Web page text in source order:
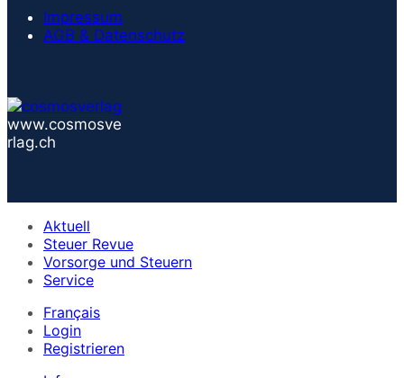
Impressum
AGB & Datenschutz
www.cosmosve
rlag.ch
Aktuell
Steuer Revue
Vorsorge und Steuern
Service
Français
Login
Registrieren